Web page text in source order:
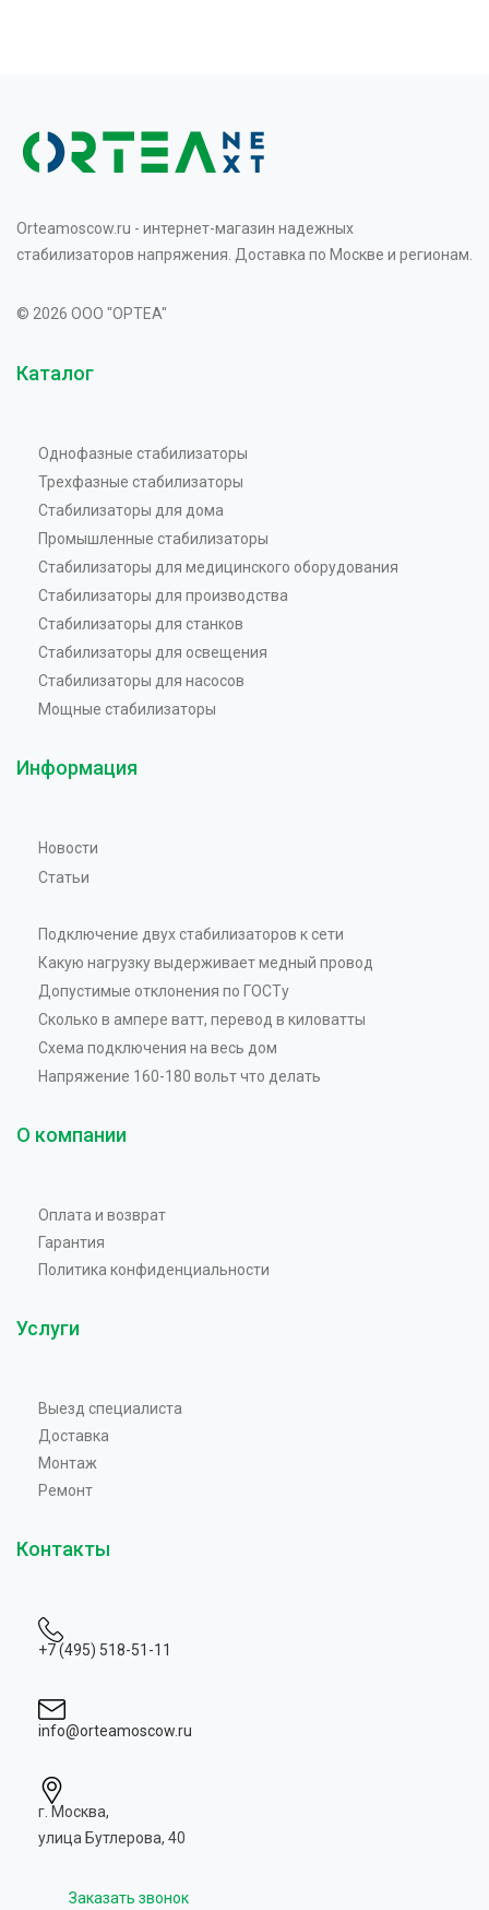
Orteamoscow.ru - интернет-магазин надежных
стабилизаторов напряжения. Доставка по Москве и регионам.
© 2026 OOO "OPTEA"
Каталог
Однофазные стабилизаторы
Трехфазные стабилизаторы
Стабилизаторы для дома
Промышленные стабилизаторы
Стабилизаторы для медицинского оборудования
Стабилизаторы для производства
Стабилизаторы для станков
Стабилизаторы для освещения
Стабилизаторы для насосов
Мощные стабилизаторы
Информация
Новости
Статьи
Подключение двух стабилизаторов к сети
Какую нагрузку выдерживает медный провод
Допустимые отклонения по ГОСТу
Сколько в ампере ватт, перевод в киловатты
Схема подключения на весь дом
Напряжение 160-180 вольт что делать
О компании
Оплата и возврат
Гарантия
Политика конфиденциальности
Услуги
Выезд специалиста
Доставка
Монтаж
Ремонт
Контакты
+7 (495) 518-51-11
info@orteamoscow.ru
г. Москва,
улица Бутлерова, 40
Заказать звонок